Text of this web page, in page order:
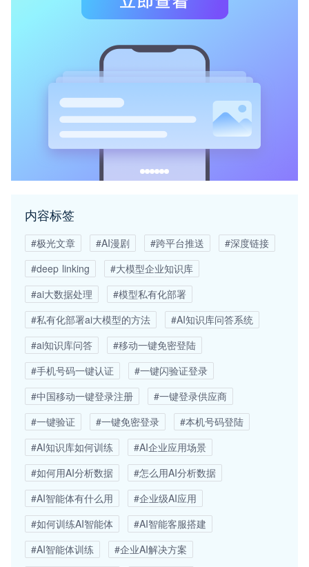
内容标签
#极光文章 #AI漫剧 #跨平台推送
#深度链接
#deep linking
#大模型企业知识库
#ai大数据处理
#模型私有化部署
#私有化部署ai大模型的方法
#AI知识库问答系统
#ai知识库问答
#移动一键免密登陆
#手机号码一键认证
#一键闪验证登录
#中国移动一键登录注册
#一键登录供应商
#一键验证
#一键免密登录
#本机号码登陆
#AI知识库如何训练
#AI企业应用场景
#如何用AI分析数据
#怎么用AI分析数据
#AI智能体有什么用
#企业级AI应用
#如何训练AI智能体
#AI智能客服搭建
#AI智能体训练
#企业AI解决方案